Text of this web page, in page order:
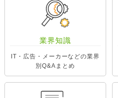
業界知識
IT・広告・メーカーなどの業界
別Q&Aまとめ